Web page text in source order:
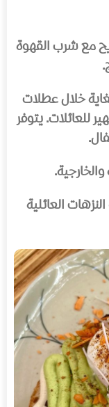
مع شرب القهوة
خلال عطلات
للعائلات. يتوفر
العائلية